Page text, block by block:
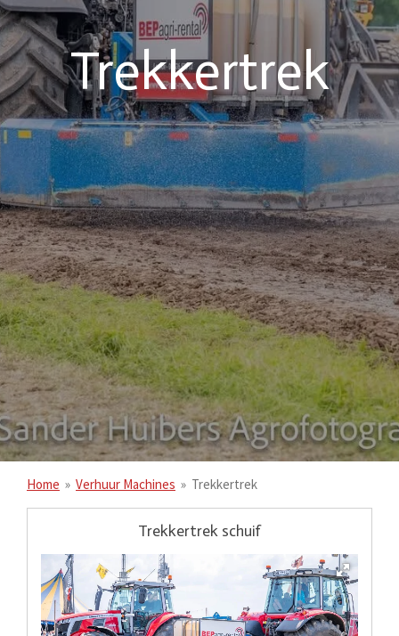
Trekkertrek
Home » Verhuur Machines » Trekkertrek
Trekkertrek schuif